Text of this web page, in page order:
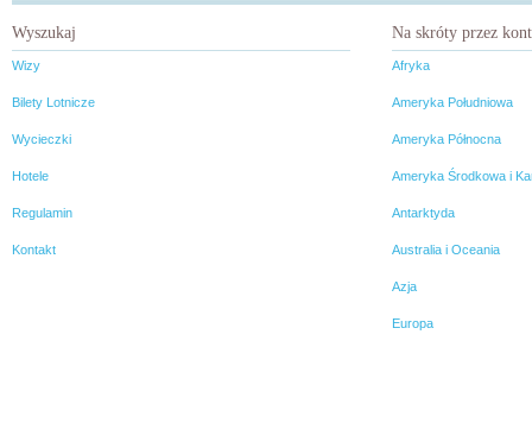
Wyszukaj
Wizy
Bilety Lotnicze
Wycieczki
Hotele
Regulamin
Kontakt
Na skróty przez
Afryka
Ameryka Południowa
Ameryka Północna
Ameryka Środkowa i
Antarktyda
Australia i Oceania
Azja
Europa